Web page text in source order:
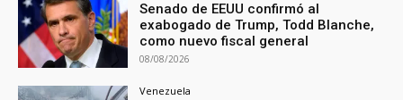
Senado de EEUU confirmó al
exabogado de Trump, Todd Blanche,
como nuevo fiscal general
08/08/2026
Venezuela